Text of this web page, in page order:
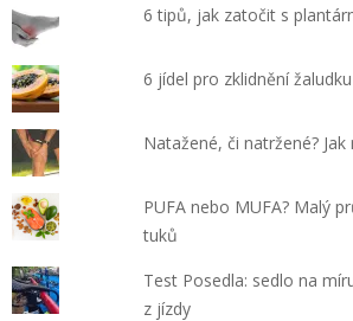
6 tipů, jak zatočit s
6 jídel pro zklidnění žaludku
Natažené, či natržené?
PUFA nebo MUFA? Malý
tuků
Test Posedla: sedlo na
z jízdy